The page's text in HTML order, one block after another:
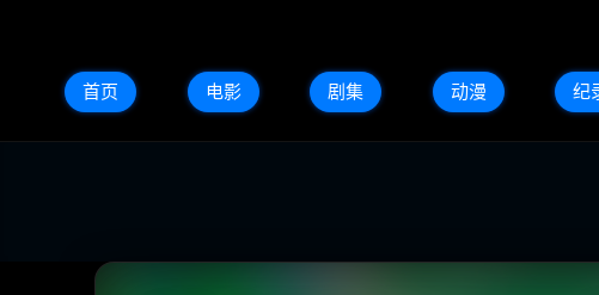
首页 电影 剧集 动漫 纪